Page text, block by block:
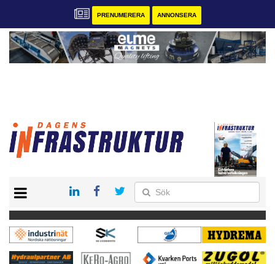
PRENUMERERA ANNONSERA
KONTAKT
VÅRA ANDRA MAGASIN
PRENUMERERA